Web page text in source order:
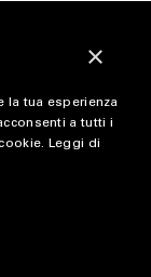
×
la tua esperienza
a tutti i
Leggi di